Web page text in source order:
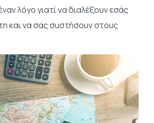
λόγο γιατί να διαλέξουν εσάς
και να σας συστήσουν στους